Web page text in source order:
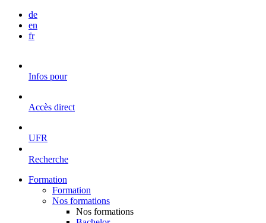
de
en
fr
Infos pour
Accès direct
UFR
Recherche
Formation
Formation
Nos formations
Nos formations